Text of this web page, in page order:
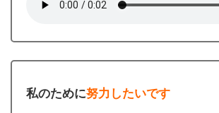
私のために努力したいです